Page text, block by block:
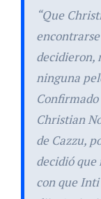
“Que
decidieron,
ninguna
Christian
de Cazzu,
decidió
con que Inti